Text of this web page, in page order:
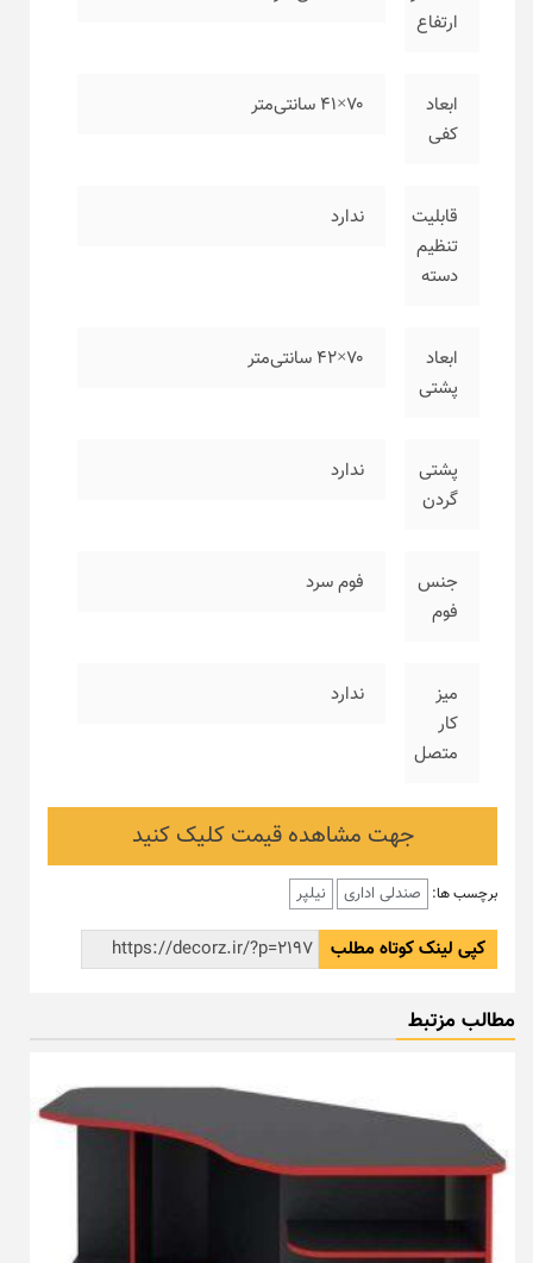
ارتفاع
ابعاد
کفی
۷۰×۴۱ سانتی‌متر
قابلیت
تنظیم
دسته
ندارد
ابعاد
پشتی
۷۰×۴۲ سانتی‌متر
پشتی
گردن
ندارد
جنس
فوم
فوم سرد
میز
کار
متصل
ندارد
جهت مشاهده قیمت کلیک کنید
برچسب ها: صندلی اداری نیلپر
کپی لینک کوتاه مطلب
مطالب مزتبط